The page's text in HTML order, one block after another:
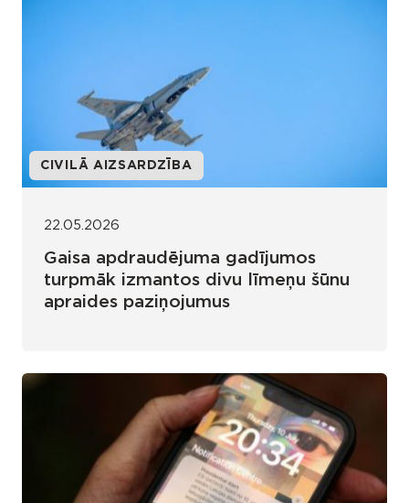
CIVILĀ AIZSARDZĪBA
22.05.2026
Gaisa apdraudējuma gadījumos
turpmāk izmantos divu līmeņu šūnu
apraides paziņojumus